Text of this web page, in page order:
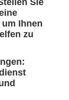
Sie
Ihnen
zu